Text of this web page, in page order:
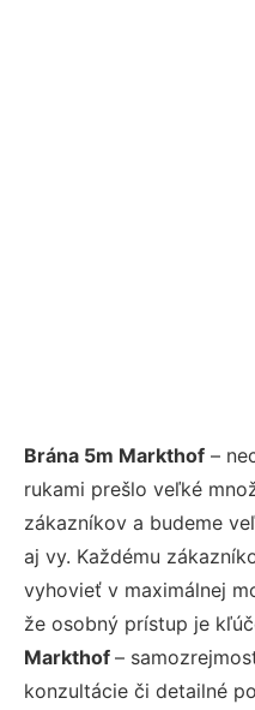
Brána 5m Markthof –
rukami prešlo veľké
zákazníkov a budeme
aj vy. Každému
vyhovieť v maximálnej
že osobný prístup je
Markthof –
konzultácie či detailné